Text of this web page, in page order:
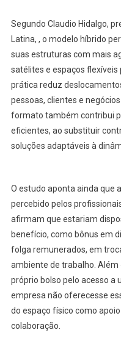
Segundo Claudio Hidalgo,
Latina, , o modelo híbrido
suas estruturas com mais
satélites e espaços flexíveis
prática reduz
pessoas, clientes e
formato também contribui
eficientes, ao substituir
soluções adaptáveis à
O estudo aponta ainda que
percebido pelos
afirmam que estariam
benefício, como bônus em
folga remunerados, em
ambiente de trabalho. Além
próprio bolso pelo acesso a
empresa não oferecesse
do espaço físico como
colaboração.